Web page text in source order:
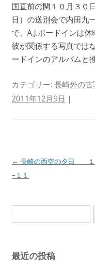
国直前の閏１０月３０
日）の送別会で内田九
で、A.J.ボードインは
彼が関係する写真では
ードインのアルバムと
カテゴリー: 長崎外の
2011年12月9日 |
投
稿
ョ
← 長崎の西空の夕日 １
−１１
索:
最近の投稿